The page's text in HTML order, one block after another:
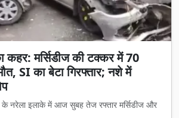
कहर: मर्सिडीज की टक्कर में 70
SI का बेटा गिरफ्तार; नशे में
के नरेला इलाके में आज सुबह तेज रफ्तार मर्सिडीज और